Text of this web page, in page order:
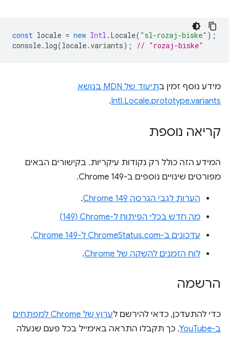
const locale = new Intl . Locale( "sl-rozaj-biske" );
console. log(locale.variants); // "rozaj-biske"
מידע נוסף זמין ב
תיעוד של MDN בנושא
Intl.Locale.prototype.variants
.
קריאה נוספת
המידע הזה כולל רק נקודות עיקריות. בקישורים הבאים
מפורטים שינויים נוספים ב-Chrome 149.
הערות לגבי הגרסה Chrome 149
.
מה חדש בכלי הפיתוח ל-Chrome‏ (149)
עדכונים ב-ChromeStatus.com ל-Chrome 149
.
לוח הזמנים להשקה של Chrome
.
הרשמה
כדי להתעדכן, כדאי להירשם ל
ערוץ של Chrome למפתחים
ב-YouTube
. כך תקבלו התראה באימייל בכל פעם שנעלה